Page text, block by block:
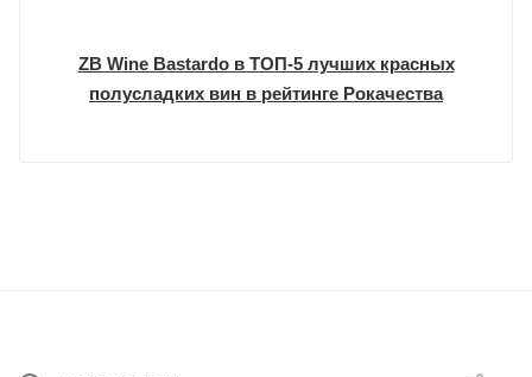
ZB Wine Bastardo в ТОП-5 лучших красных
полусладких вин в рейтинге Рокачества